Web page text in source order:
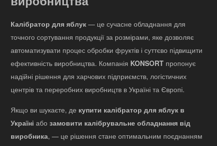
Калібратор для яблук — це сучасне обладнання для
точного сортування продукції за розмірами, яке дозволяє
автоматизувати процес обробки фруктів і суттєво підвищити
ефективність виробництва. Компанія KONSORT пропонує
надійні рішення для харчових підприємств, логістичних
центрів та переробних виробництв в Україні та Європі.
Якщо ви шукаєте, де купити калібратор для яблук в
Україні абозамовити калібрувальне обладнання від
виробника, — це рішення стане оптимальним поєднанням